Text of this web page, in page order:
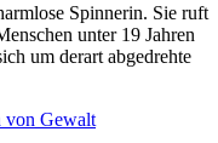
Spinnerin. Sie ruft
unter 19 Jahren
um derart abgedrehte
von Gewalt